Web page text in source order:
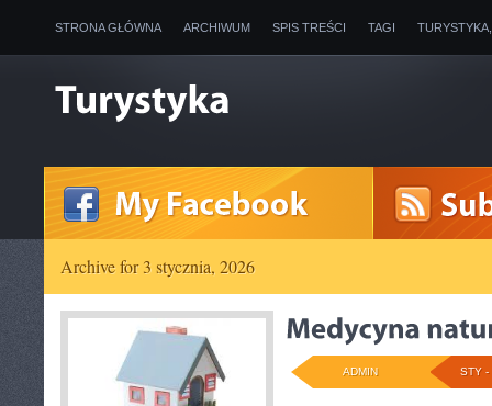
STRONA GŁÓWNA ARCHIWUM SPIS TREŚCI TAGI
Archive for 3 stycznia, 2026
STY -
ADMIN